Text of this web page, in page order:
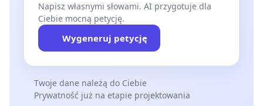
Napisz własnymi słowami. AI przygotuje dla
Ciebie mocną petycję.
Wygeneruj petycję
Twoje dane należą do Ciebie
Prywatność już na etapie projektowania